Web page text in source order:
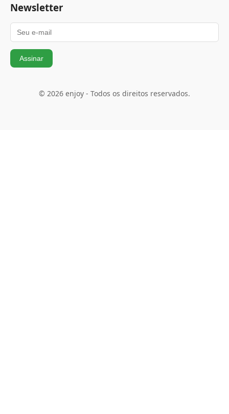
Newsletter
Assinar
© 2026 enjoy - Todos os direitos reservados.